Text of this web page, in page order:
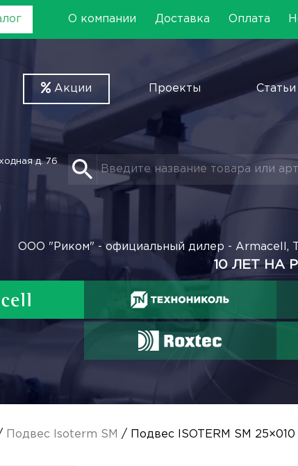
О компании Доставка Оплата
Акции Проекты Статьи
д. 76
ООО "Риком" - официальный дилер - Armacell,
10 ЛЕТ НА
Подвес Isoterm SM / Подвес ISOTERM SM 25×010